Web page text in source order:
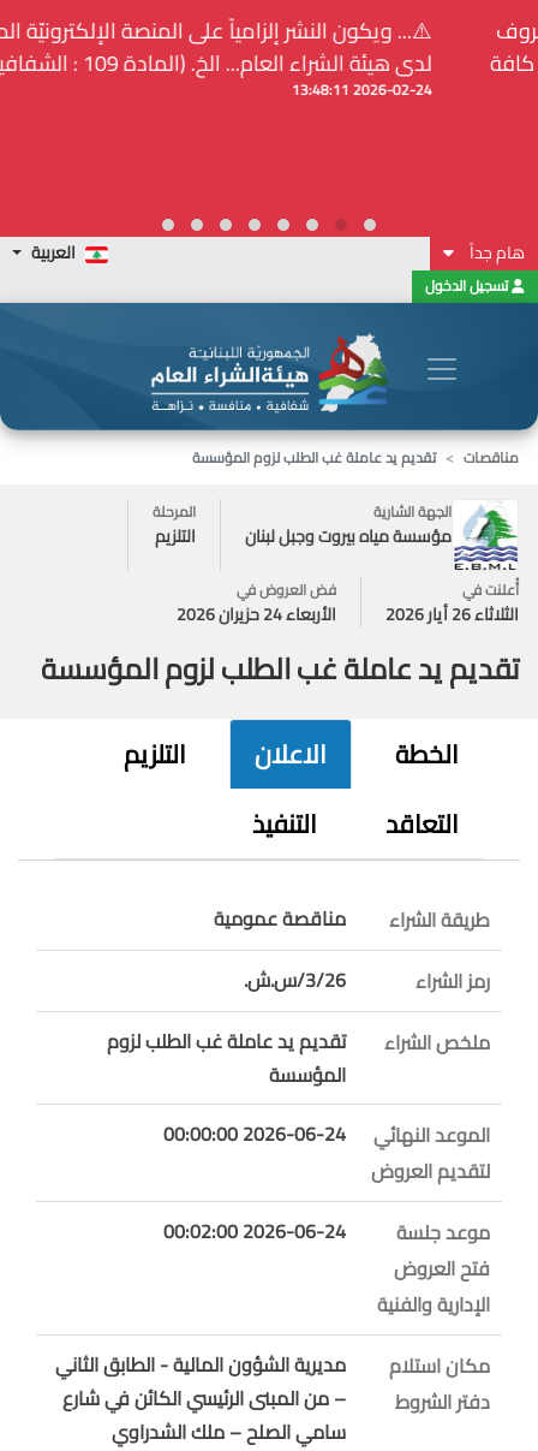
⚠️... ويكون النشر إلزامياً على المنصة الإلكترونيّة المركزيّة
لدى هيئة الشراء العام... الخ. (المادة 109 : الشفافية)
هام جداً العربية
تسجيل الدخول
مناقصات
تقديم يد عاملة غب الطلب لزوم المؤسسة
الجهة الشارية
مؤسسة مياه بيروت وجبل لبنان
المرحلة
التلزيم
أُعلنت في
الثلاثاء 26 أيار 2026
فض العروض في
الأربعاء 24 حزيران 2026
تقديم يد عاملة غب الطلب لزوم المؤسسة
الخطة الاعلان
التلزيم
التعاقد
التنفيذ
طريقة الشراء
مناقصة عمومية
رمز الشراء
3/26/س.ش.
ملخص الشراء
تقديم يد عاملة غب الطلب لزوم
المؤسسة
الموعد النهائي
لتقديم العروض
2026-06-24 00:00:00
موعد جلسة
فتح العروض
الإدارية والفنية
2026-06-24 00:02:00
مكان استلام
دفتر الشروط
مديرية الشؤون المالية - الطابق الثاني
– من المبنى الرئيسي الكائن في شارع
سامي الصلح – ملك الشدراوي